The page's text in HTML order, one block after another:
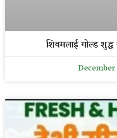
शिवमलाई गोल्ड